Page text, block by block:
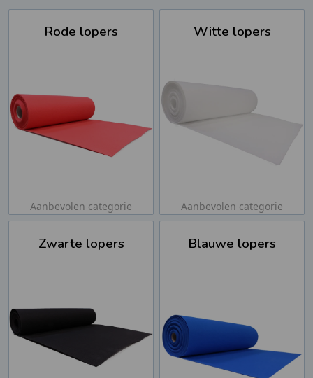
Rode lopers
Aanbevolen categorie
Witte lopers
Aanbevolen categorie
Zwarte lopers Blauwe lopers